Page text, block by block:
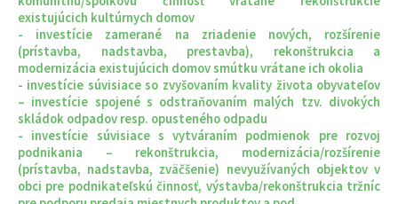
existujúcich kultúrnych domov
- investície zamerané na zriadenie nových, rozšírenie
(prístavba, nadstavba, prestavba), rekonštrukcia a
modernizácia existujúcich domov smútku vrátane ich okolia
- investície súvisiace so zvyšovaním kvality života obyvateľov
– investície spojené s odstraňovaním malých tzv. divokých
skládok odpadov resp. opusteného odpadu
- investície súvisiace s vytváraním podmienok pre rozvoj
podnikania – rekonštrukcia, modernizácia/rozšírenie
(prístavba, nadstavba, zväčšenie) nevyužívaných objektov v
obci pre podnikateľskú činnosť, výstavba/rekonštrukcia tržníc